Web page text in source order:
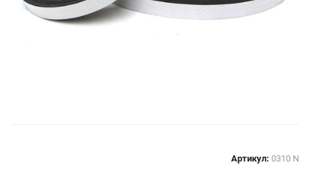
Артикул: 0310 N